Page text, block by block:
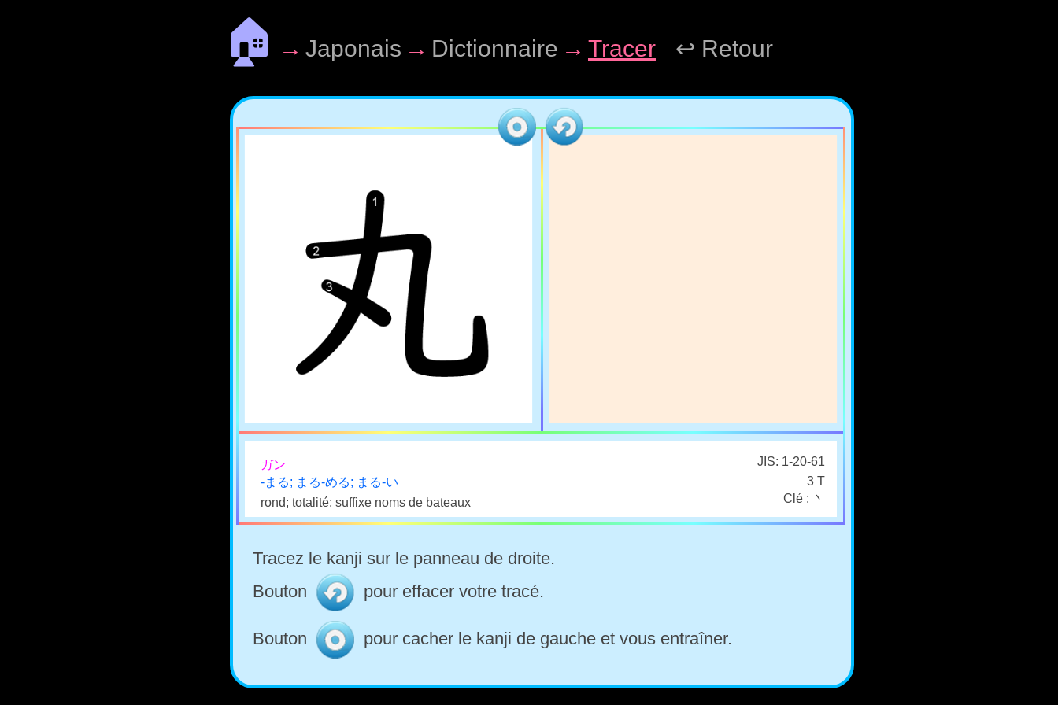
🏠 → Japonais → Dictionnaire → Tracer ↩ Retour
ガン
JIS: 1-20-61
-まる; まる-める; まる-い
3 T
rond; totalité; suffixe noms de bateaux
Clé : 丶
Tracez le kanji sur le panneau de droite.
Bouton
pour effacer votre tracé.
Bouton pour cacher le kanji de gauche et vous entraîner.